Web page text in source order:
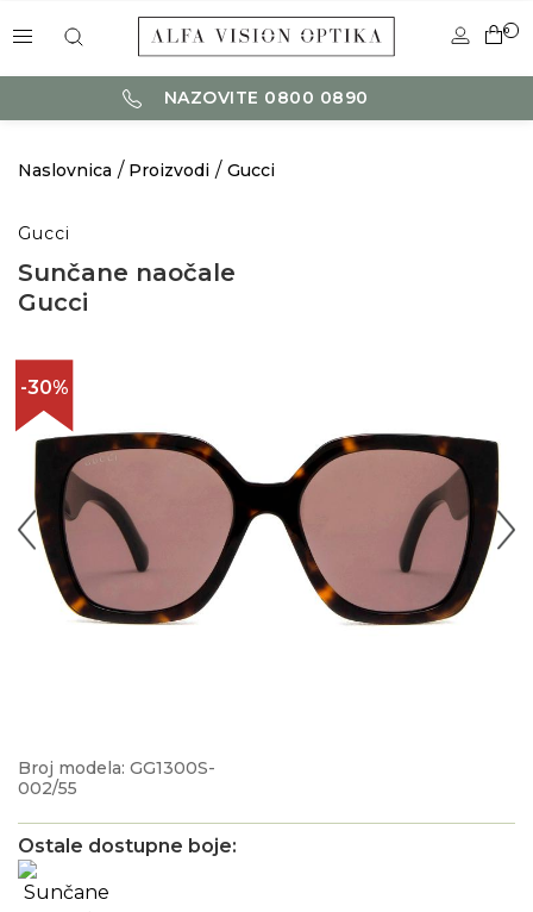
0
NAZOVITE 0800 0890
Naslovnica Proizvodi Gucci
Gucci
Sunčane naočale
Gucci
-30%
Broj modela: GG1300S-
002/55
Ostale dostupne boje: